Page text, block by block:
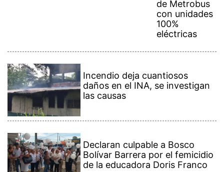
con unidades
100%
eléctricas
daños en el INA, se investigan
las causas
Bolívar Barrera por el femicidio
de la educadora Doris Franco